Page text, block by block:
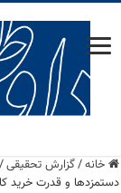
خانه/گزارش تحقیقی/
دستمزدها و قدرت خرید